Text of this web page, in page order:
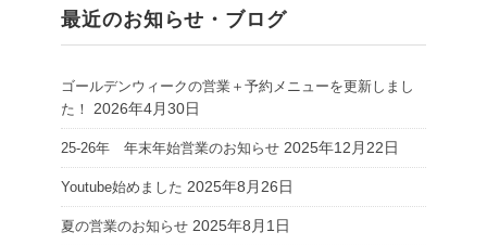
最近のお知らせ・ブログ
ゴールデンウィークの営業＋予約メニューを更新しまし
た！ 2026年4月30日
25-26年 年末年始営業のお知らせ 2025年12月22日
Youtube始めました 2025年8月26日
夏の営業のお知らせ 2025年8月1日